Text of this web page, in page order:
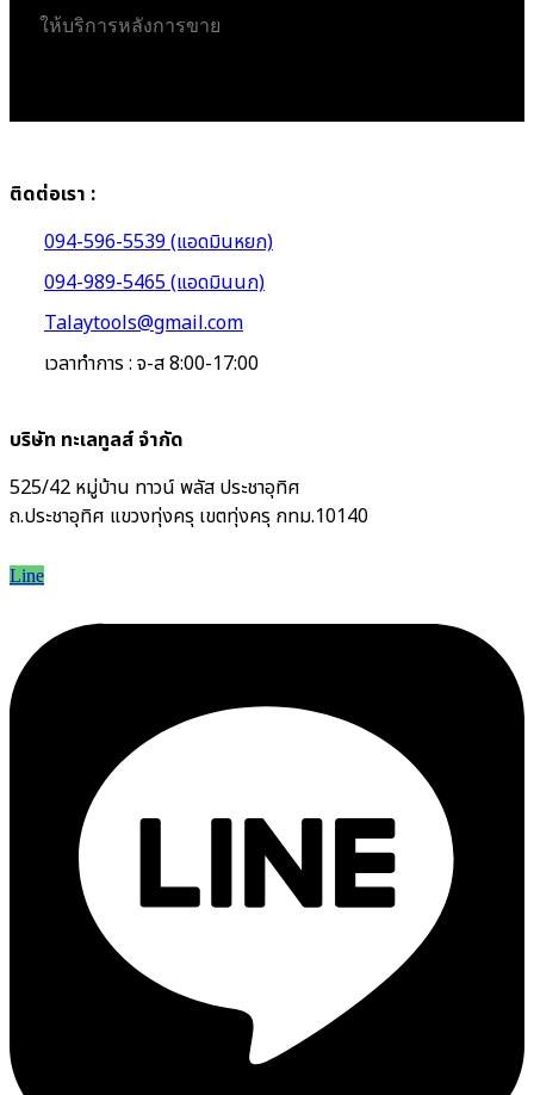
ให้บริการหลังการขาย
ติดต่อเรา :
094-596-5539 (แอดมินหยก)
094-989-5465 (แอดมินนก)
Talaytools@gmail.com
เวลาทำการ : จ-ส 8:00-17:00
บริษัท ทะเลทูลส์ จำกัด
525/42 หมู่บ้าน ทาวน์ พลัส ประชาอุทิศ
ถ.ประชาอุทิศ แขวงทุ่งครุ เขตทุ่งครุ กทม.10140
Line